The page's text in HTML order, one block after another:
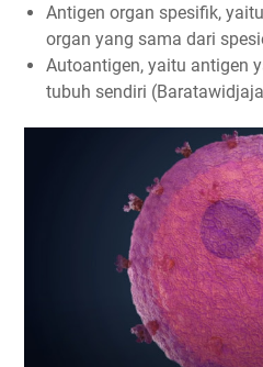
Antigen organ spesifik,
organ yang sama dari
Autoantigen, yaitu antigen
tubuh sendiri